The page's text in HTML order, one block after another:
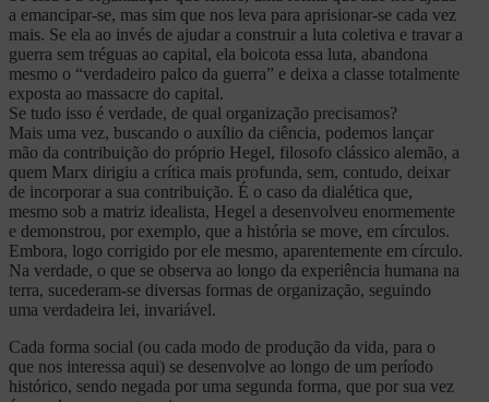
a emancipar-se, mas sim que nos leva para aprisionar-se cada vez
mais. Se ela ao invés de ajudar a construir a luta coletiva e travar a
guerra sem tréguas ao capital, ela boicota essa luta, abandona
mesmo o “verdadeiro palco da guerra” e deixa a classe totalmente
exposta ao massacre do capital.
Se tudo isso é verdade, de qual organização precisamos?
Mais uma vez, buscando o auxílio da ciência, podemos lançar
mão da contribuição do próprio Hegel, filosofo clássico alemão, a
quem Marx dirigiu a crítica mais profunda, sem, contudo, deixar
de incorporar a sua contribuição. É o caso da dialética que,
mesmo sob a matriz idealista, Hegel a desenvolveu enormemente
e demonstrou, por exemplo, que a história se move, em círculos.
Embora, logo corrigido por ele mesmo, aparentemente em círculo.
Na verdade, o que se observa ao longo da experiência humana na
terra, sucederam-se diversas formas de organização, seguindo
uma verdadeira lei, invariável.
Cada forma social (ou cada modo de produção da vida, para o
que nos interessa aqui) se desenvolve ao longo de um período
histórico, sendo negada por uma segunda forma, que por sua vez